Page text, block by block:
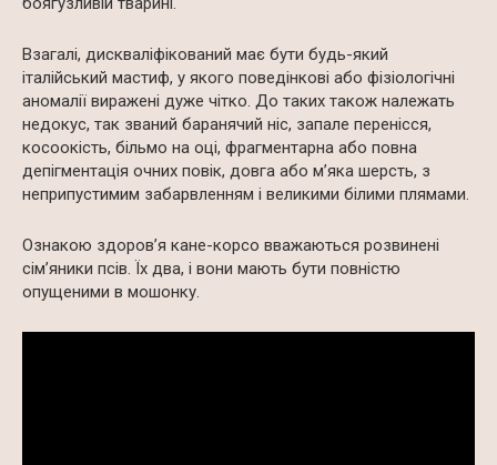
Взагалі, дискваліфікований має бути будь-який
італійський мастиф, у якого поведінкові або фізіологічні
аномалії виражені дуже чітко. До таких також належать
недокус, так званий баранячий ніс, запале перенісся,
косоокість, більмо на оці, фрагментарна або повна
депігментація очних повік, довга або м’яка шерсть, з
неприпустимим забарвленням і великими білими плямами.
Ознакою здоров’я кане-корсо вважаються розвинені
сім’яники псів. Їх два, і вони мають бути повністю
опущеними в мошонку.